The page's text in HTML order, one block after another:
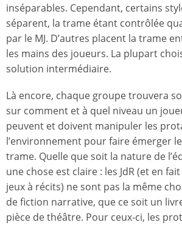
inséparables. Cependant, certains
séparent, la trame étant contrôlée
par le MJ. D’autres placent la trame
les mains des joueurs. La plupart
solution intermédiaire.
Là encore, chaque groupe trouvera
sur comment et à quel niveau un
peuvent et doivent manipuler les
l’environnement pour faire émerger
trame. Quelle que soit la nature de
une chose est claire : les JdR (et en
jeux à récits) ne sont pas la même
de fiction narrative, que ce soit un
pièce de théâtre. Pour ceux-ci, les